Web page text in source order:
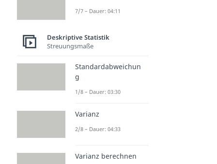
7/7 – Dauer: 04:11
Deskriptive Statistik
Streuungsmaße
Standardabweichun
g
1/8 – Dauer: 03:30
Varianz
2/8 – Dauer: 04:33
Varianz berechnen